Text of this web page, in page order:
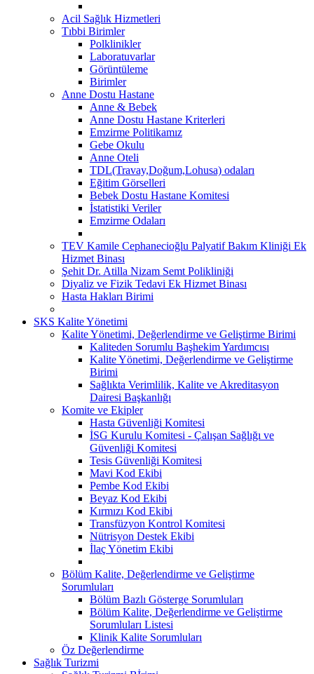
Acil Sağlık Hizmetleri
Tıbbi Birimler
Polklinikler
Laboratuvarlar
Görüntüleme
Birimler
Anne Dostu Hastane
Anne & Bebek
Anne Dostu Hastane Kriterleri
Emzirme Politikamız
Gebe Okulu
Anne Oteli
TDL(Travay,Doğum,Lohusa) odaları
Eğitim Görselleri
Bebek Dostu Hastane Komitesi
İstatistiki Veriler
Emzirme Odaları
TEV Kamile Cephanecioğlu Palyatif Bakım Kliniği Ek
Hizmet Binası
Şehit Dr. Atilla Nizam Semt Polikliniği
Diyaliz ve Fizik Tedavi Ek Hizmet Binası
Hasta Hakları Birimi
SKS Kalite Yönetimi
Kalite Yönetimi, Değerlendirme ve Geliştirme Birimi
Kaliteden Sorumlu Başhekim Yardımcısı
Kalite Yönetimi, Değerlendirme ve Geliştirme
Birimi
Sağlıkta Verimlilik, Kalite ve Akreditasyon
Dairesi Başkanlığı
Komite ve Ekipler
Hasta Güvenliği Komitesi
İSG Kurulu Komitesi - Çalışan Sağlığı ve
Güvenliği Komitesi
Tesis Güvenliği Komitesi
Mavi Kod Ekibi
Pembe Kod Ekibi
Beyaz Kod Ekibi
Kırmızı Kod Ekibi
Transfüzyon Kontrol Komitesi
Nütrisyon Destek Ekibi
İlaç Yönetim Ekibi
Bölüm Kalite, Değerlendirme ve Geliştirme
Sorumluları
Bölüm Bazlı Gösterge Sorumluları
Bölüm Kalite, Değerlendirme ve Geliştirme
Sorumluları Listesi
Klinik Kalite Sorumluları
Öz Değerlendirme
Sağlık Turizmi